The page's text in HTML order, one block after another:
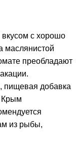
с хорошо
маслянистой
преобладают
пищевая добавка
Крым
из рыбы,